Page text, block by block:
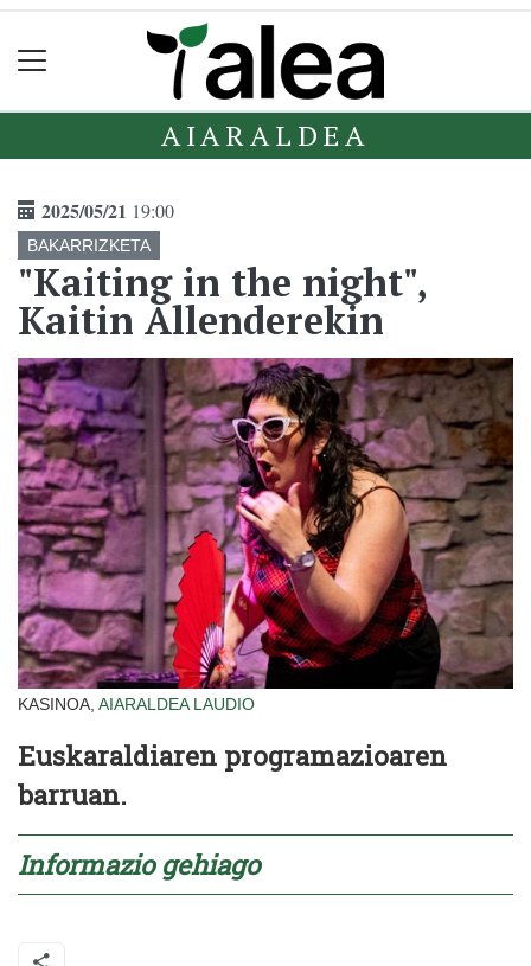
AIARALDEA
2025/05/21 19:00
BAKARRIZKETA
"Kaiting in the night",
Kaitin Allenderekin
KASINOA, AIARALDEA LAUDIO
Euskaraldiaren programazioaren
barruan.
Informazio gehiago